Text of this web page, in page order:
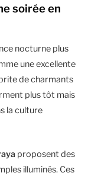
soirée en
nocturne plus
une excellente
de charmants
plus tôt mais
la culture
proposent des
illuminés. Ces